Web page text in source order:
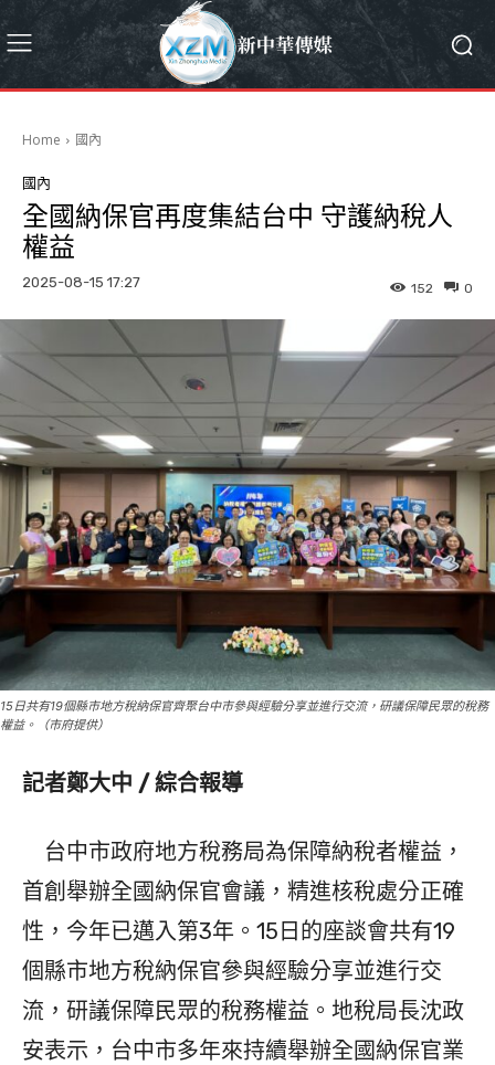
Home 國內
國內
全國納保官再度集結台中 守護納稅人
權益
2025-08-15 17:27 0
152
15日共有19個縣市地方稅納保官齊聚台中市參與經驗分享並進行交流，研議保障民眾的稅務
權益。（市府提供）
記者鄭大中 / 綜合報導
台中市政府地方稅務局為保障納稅者權益，
首創舉辦全國納保官會議，精進核稅處分正確
性，今年已邁入第3年。15日的座談會共有19
個縣市地方稅納保官參與經驗分享並進行交
流，研議保障民眾的稅務權益。地稅局長沈政
安表示，台中市多年來持續舉辦全國納保官業